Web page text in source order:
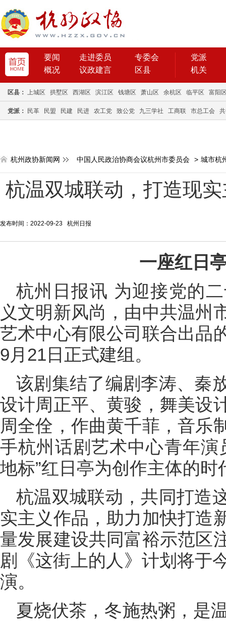
要闻 走进委员
专委会
概况
议政建言 区县
党派
机关
区县： 上城区 拱墅区 西湖区 滨江区 钱塘区 萧山区 余杭区 临平区 富阳
党派： 民革 民盟 民建 民进 农工党 致公党 九三学社 工商联 市总工会
杭州政协新闻网 中国人民政治协商会议杭州市委员会 > 城市杭
杭温双城联动，打造现
发布时间：2022-09-23 杭州日报
一座红日
杭州日报讯 为迎接党的
义文明新风尚，由中共温州
艺术中心有限公司联合出品
9月21日正式建组。
该剧集结了编剧李涛、秦
设计周正平、黄骏，舞美设
周全佺，作曲黄千菲，音乐
手杭州话剧艺术中心青年演
地标”红日亭为创作主体的时
杭温双城联动，共同打造
实主义作品，助力加快打造
量发展建设共同富裕示范区
剧《这街上的人》计划将于
演。
夏烧伏茶，冬施热粥，是